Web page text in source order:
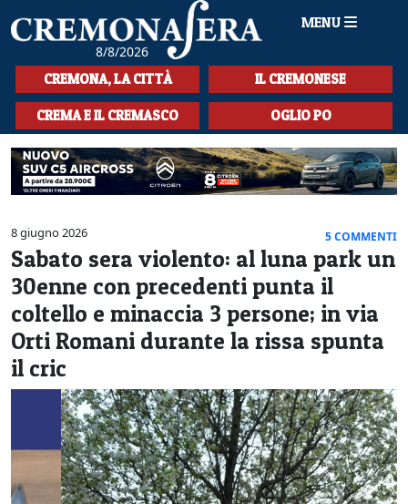
8/8/2026
MENU
HOME
CRONACA
SPORT
LA MUSICA
CULTURA
LA STORIA
SPETTACOLI
L'EDITORIALE
SEZIONI
CERCA
CREMONA, LA CITTÀ IL CREMONESE
CREMA E IL CREMASCO OGLIO PO
8 giugno 2026 5 COMMENTI
Sabato sera violento: al luna park un
30enne con precedenti punta il
coltello e minaccia 3 persone; in via
Orti Romani durante la rissa spunta
il cric